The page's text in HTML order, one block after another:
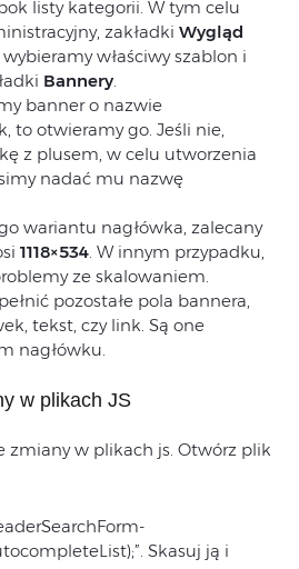
listy kategorii. W tym celu
zakładki Wygląd
wybieramy właściwy szablon i
Bannery.
banner o nazwie
to otwieramy go. Jeśli nie,
z plusem, w celu utworzenia
nadać mu nazwę
wariantu nagłówka, zalecany
1118×534. W innym przypadku,
ze skalowaniem.
pozostałe pola bannera,
tekst, czy link. Są one
nagłówku.
w plikach JS
zmiany w plikach js. Otwórz plik
Skasuj ją i